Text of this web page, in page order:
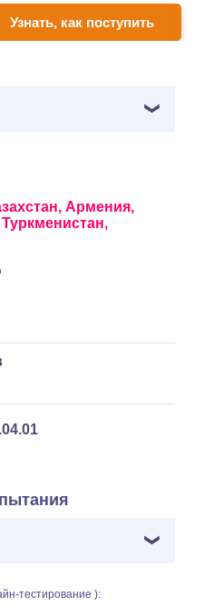
Узнать, как поступить
Армения,
Туркменистан,
тестирование ):